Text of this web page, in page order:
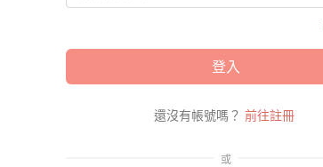
登入
還沒有帳號嗎？ 前往註冊
或